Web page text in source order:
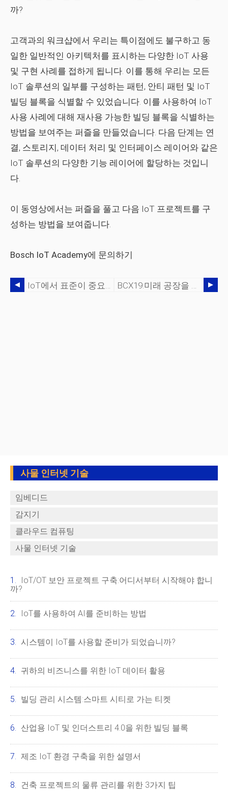
까?
고객과의 워크샵에서 우리는 특이점에도 불구하고 동
일한 일반적인 아키텍처를 표시하는 다양한 IoT 사용
및 구현 사례를 접하게 됩니다. 이를 통해 우리는 모든
IoT 솔루션의 일부를 구성하는 패턴, 안티 패턴 및 IoT
빌딩 블록을 식별할 수 있었습니다. 이를 사용하여 IoT
사용 사례에 대해 재사용 가능한 빌딩 블록을 식별하는
방법을 보여주는 퍼즐을 만들었습니다. 다음 단계는 연
결, 스토리지, 데이터 처리 및 인터페이스 레이어와 같은
IoT 솔루션의 다양한 기능 레이어에 할당하는 것입니
다.
이 동영상에서는 퍼즐을 풀고 다음 IoT 프로젝트를 구
성하는 방법을 보여줍니다.
Bosch IoT Academy에 문의하기
IoT에서 표준이 중요한 이유 BCX19:미래 공장을 위한 IoT 해커톤
사물 인터넷 기술
임베디드
감지기
클라우드 컴퓨팅
사물 인터넷 기술
IoT/OT 보안 프로젝트 구축:어디서부터 시작해야 합니
까?
IoT를 사용하여 AI를 준비하는 방법
시스템이 IoT를 사용할 준비가 되었습니까?
귀하의 비즈니스를 위한 IoT 데이터 활용
빌딩 관리 시스템:스마트 시티로 가는 티켓
산업용 IoT 및 인더스트리 4.0을 위한 빌딩 블록
제조 IoT 환경 구축을 위한 설명서
건축 프로젝트의 물류 관리를 위한 3가지 팁